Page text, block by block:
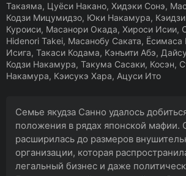
Такаяма, Цуёси Накано, Хидэки Сонэ,
Кодзи Мицумидзо, Юки Накамура,
Куроиси, Масанори Окада, Хироси Исии,
Hidenori Takei, Масанобу Саката,
Исига, Такаси Кодама, Кэнъити Абэ,
Кодзи Накамура, Такума Сасаки, Косэн,
Накамура, Кэисукэ Хара, Ацуси Ито
Семье якудза Санно удалось
положения в рядах японской мафии.
расширилась до размеров
организации, которая
легальный бизнес и даже